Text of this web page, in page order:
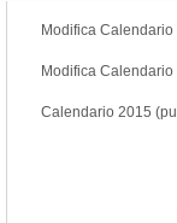
Modifica
Modifica
Calendario 2015